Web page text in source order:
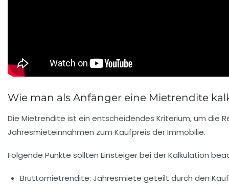
Wie man als Anfänger eine Mietrendite
Die Mietrendite ist ein entscheidendes Kriterium, um die
Jahresmieteinnahmen zum Kaufpreis der Immobilie.
Folgende Punkte sollten Einsteiger bei der Kalkulation
Bruttomietrendite: Jahresmiete geteilt durch den